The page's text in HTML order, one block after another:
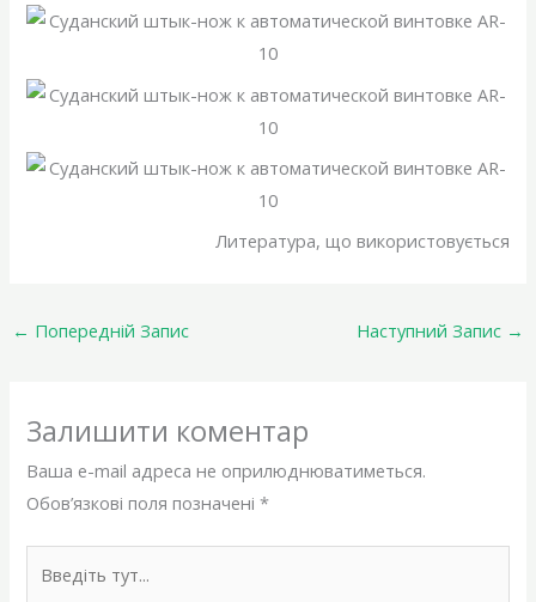
Литература, що використовується
← Попередній Запис Наступний Запис →
Залишити коментар
Ваша e-mail адреса не оприлюднюватиметься.
Обов’язкові поля позначені*